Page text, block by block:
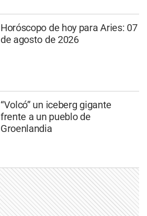
Horóscopo de hoy para Aries: 07
de agosto de 2026
“Volcó” un iceberg gigante
frente a un pueblo de
Groenlandia